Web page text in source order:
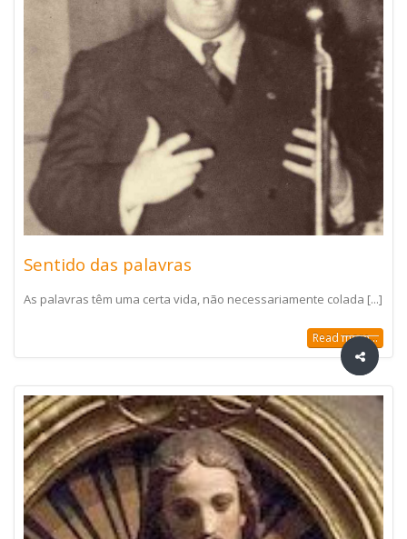
Sentido das palavras
As palavras têm uma certa vida, não necessariamente colada [...]
Read more...